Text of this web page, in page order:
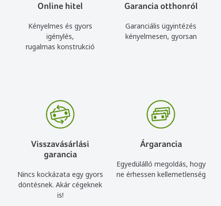
Online hitel
Kényelmes és gyors
igénylés,
rugalmas konstrukció
Garancia otthonról
Garanciális ügyintézés
kényelmesen, gyorsan
Visszavásárlási
garancia
Nincs kockázata egy gyors
döntésnek. Akár cégeknek
is!
Árgarancia
Egyedülálló megoldás, hogy
ne érhessen kellemetlenség